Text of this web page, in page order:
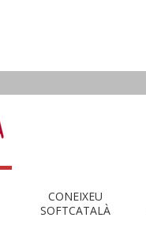
CONEIXEU
SOFTCATALÀ